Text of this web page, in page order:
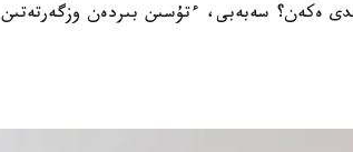
ەكەن؟ سەبەبى، ءتۇسىن بىردەن وزگەرتەتىن